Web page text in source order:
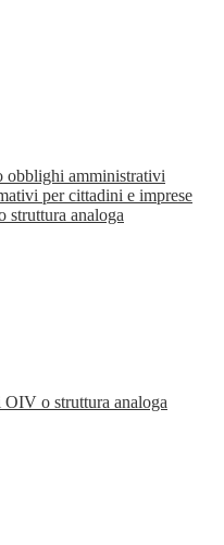
obblighi amministrativi
per cittadini e imprese
struttura analoga
OIV o struttura analoga